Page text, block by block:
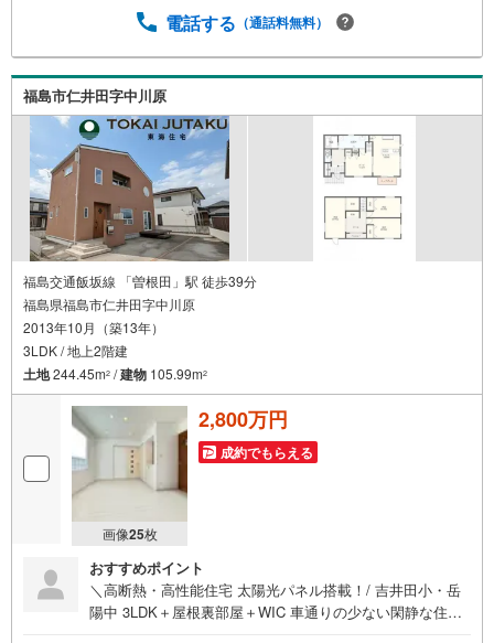
ュレーションも無料で、将来のことを一緒にゆっくり考え
ペースをご用意しております。おむつ替えやミルクのお湯
なども対応可能です。泣いてしまっても大丈夫ですので、
安心してご来店くださいね。ご相談だけでも大歓迎です！
迷っている今だからこそ、ぜひ一度お話ししてみません
か？
電話する （通話料無料）
福島市仁井田字中川原
福島交通飯坂線 「曽根田」駅 徒歩39分
福島県福島市仁井田字中川原
2013年10月（築13年）
3LDK / 地上2階建
土地244.45m2 /建物 105.99m2
画像25枚
2,800万円
成約でもらえる
おすすめポイント
＼高断熱・高性能住宅 太陽光パネル搭載！/ 吉井田小・岳
陽中 3LDK＋屋根裏部屋＋WIC 車通りの少ない閑静な住宅